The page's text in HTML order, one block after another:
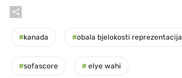
#kanada #obala bjelokosti reprezentacija
#sofascore # elye wahi